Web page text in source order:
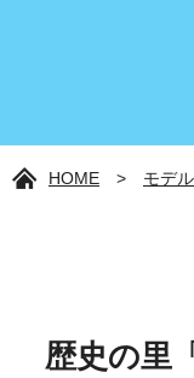
HOME > モデ
歴史の里